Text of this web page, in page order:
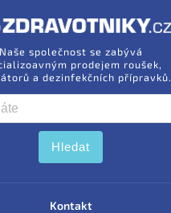
Naše společnost se zabývá
prodejem roušek,
a dezinfekčních přípravků.
Hledat
Kontakt